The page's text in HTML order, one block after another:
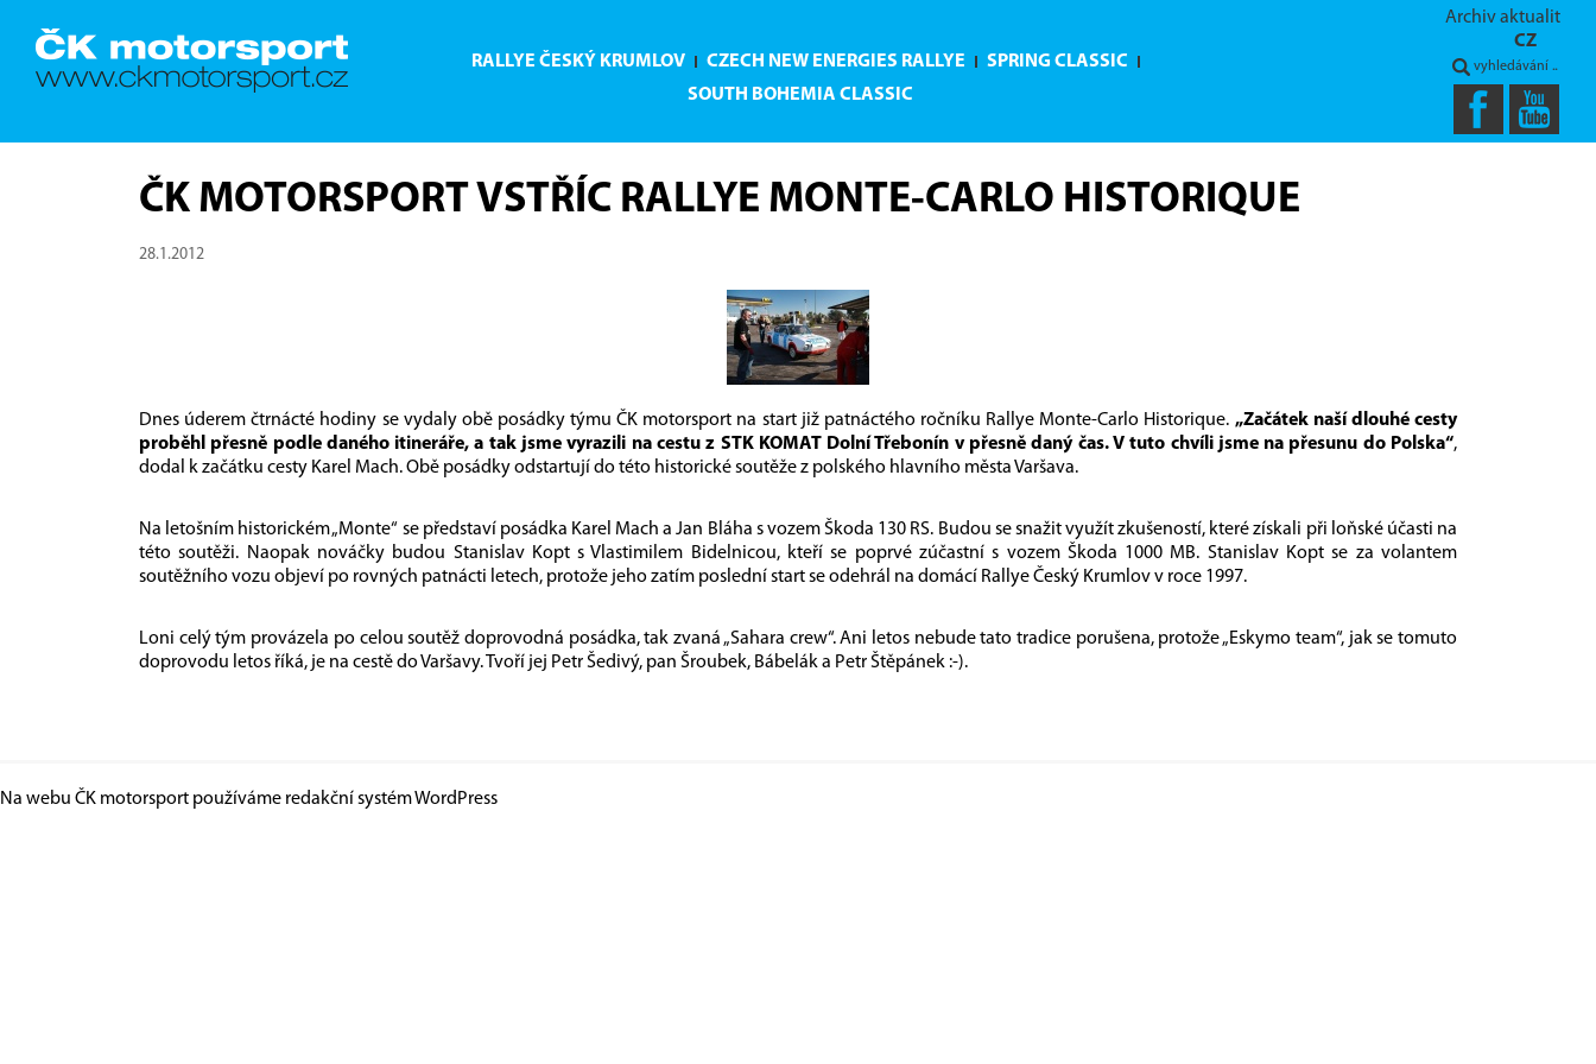
RALLYE ČESKÝ KRUMLOV CZECH NEW ENERGIES RALLYE
SPRING CLASSIC
SOUTH BOHEMIA CLASSIC
Archiv aktualit
CZ
ČK MOTORSPORT VSTŘÍC RALLYE MONTE-CARLO HISTORIQUE
28.1.2012
Dnes úderem čtrnácté hodiny se vydaly obě posádky týmu ČK motorsport na start již patnáctého ročníku Rallye Monte-Carlo Historique. „Začátek naší dlouhé cesty
proběhl přesně podle daného itineráře, a tak jsme vyrazili na cestu z STK KOMAT Dolní Třebonín v přesně daný čas. V tuto chvíli jsme na přesunu do Polska“,
dodal k začátku cesty Karel Mach. Obě posádky odstartují do této historické soutěže z polského hlavního města Varšava.
Na letošním historickém „Monte“ se představí posádka Karel Mach a Jan Bláha s vozem Škoda 130 RS. Budou se snažit využít zkušeností, které získali při loňské účasti na
této soutěži. Naopak nováčky budou Stanislav Kopt s Vlastimilem Bidelnicou, kteří se poprvé zúčastní s vozem Škoda 1000 MB. Stanislav Kopt se za volantem
soutěžního vozu objeví po rovných patnácti letech, protože jeho zatím poslední start se odehrál na domácí Rallye Český Krumlov v roce 1997.
Loni celý tým provázela po celou soutěž doprovodná posádka, tak zvaná „Sahara crew“. Ani letos nebude tato tradice porušena, protože „Eskymo team“, jak se tomuto
doprovodu letos říká, je na cestě do Varšavy. Tvoří jej Petr Šedivý, pan Šroubek, Bábelák a Petr Štěpánek :-).
Na webu ČK motorsport používáme redakční systémWordPress